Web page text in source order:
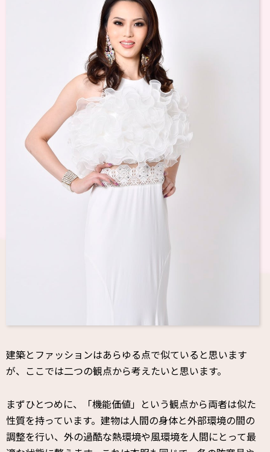
建築とファッションはあらゆる点で似ていると思います
が、 ここでは二つの観点から考えたいと思います。
まずひとつめに、「機能価値」という観点から両者は似た
性質を持っています。建物は人間の身体と外部環境の間の
調整を行い、外の過酷な熱環境や風環境を人間にとって最